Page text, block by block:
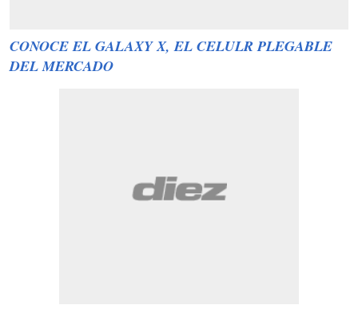
CONOCE EL GALAXY X, EL CELULR PLEGABLE
DEL MERCADO